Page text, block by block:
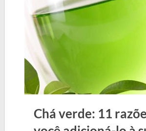
Chá verde: 11